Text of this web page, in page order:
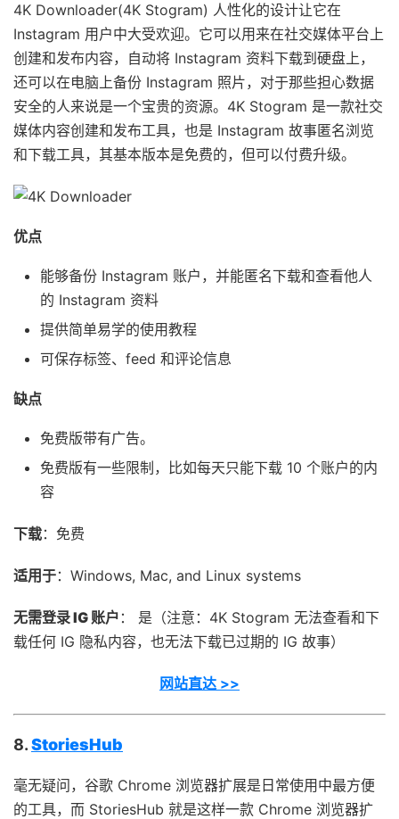
4K Downloader(4K Stogram) 人性化的设计让它在
Instagram 用户中大受欢迎。它可以用来在社交媒体平台上
创建和发布内容，自动将 Instagram 资料下载到硬盘上，
还可以在电脑上备份 Instagram 照片，对于那些担心数据
安全的人来说是一个宝贵的资源。4K Stogram 是一款社交
媒体内容创建和发布工具，也是 Instagram 故事匿名浏览
和下载工具，其基本版本是免费的，但可以付费升级。
优点
能够备份 Instagram 账户，并能匿名下载和查看他人
的 Instagram 资料
提供简单易学的使用教程
可保存标签、feed 和评论信息
缺点
免费版带有广告。
免费版有一些限制，比如每天只能下载 10 个账户的内
容
下载：免费
适用于：Windows, Mac, and Linux systems
无需登录 IG 账户 ： 是（注意：4K Stogram 无法查看和下
载任何 IG 隐私内容，也无法下载已过期的 IG 故事）
网站直达 >>
8.StoriesHub
毫无疑问，谷歌 Chrome 浏览器扩展是日常使用中最方便
的工具，而 StoriesHub 就是这样一款 Chrome 浏览器扩